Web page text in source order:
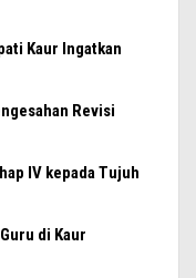
Kaur Ingatkan
Revisi
IV kepada Tujuh
di Kaur